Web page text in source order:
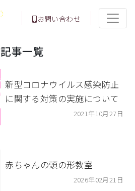
お問い合わせ
記事一覧
新型コロナウイルス感染防止
に関する対策の実施について
2021年10月27日
赤ちゃんの頭の形教室
2026年02月21日